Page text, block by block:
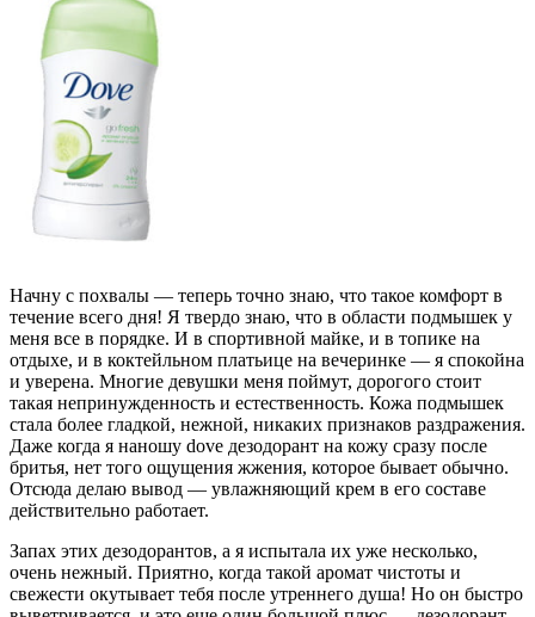
Начну с похвалы — теперь точно знаю, что такое комфорт в
течение всего дня! Я твердо знаю, что в области подмышек у
меня все в порядке. И в спортивной майке, и в топике на
отдыхе, и в коктейльном платьице на вечеринке — я спокойна
и уверена. Многие девушки меня поймут, дорогого стоит
такая непринужденность и естественность. Кожа подмышек
стала более гладкой, нежной, никаких признаков раздражения.
Даже когда я наношу dove дезодорант на кожу сразу после
бритья, нет того ощущения жжения, которое бывает обычно.
Отсюда делаю вывод — увлажняющий крем в его составе
действительно работает.
Запах этих дезодорантов, а я испытала их уже несколько,
очень нежный. Приятно, когда такой аромат чистоты и
свежести окутывает тебя после утреннего душа! Но он быстро